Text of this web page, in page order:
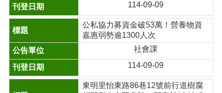
114-09-09
公私協力募資金破53萬！營養物資
嘉惠弱勢逾1300人次
社會課
114-09-09
東明里怡東路86巷12號前行道樹腐